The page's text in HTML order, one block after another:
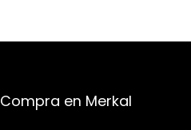
Compra en Merkal